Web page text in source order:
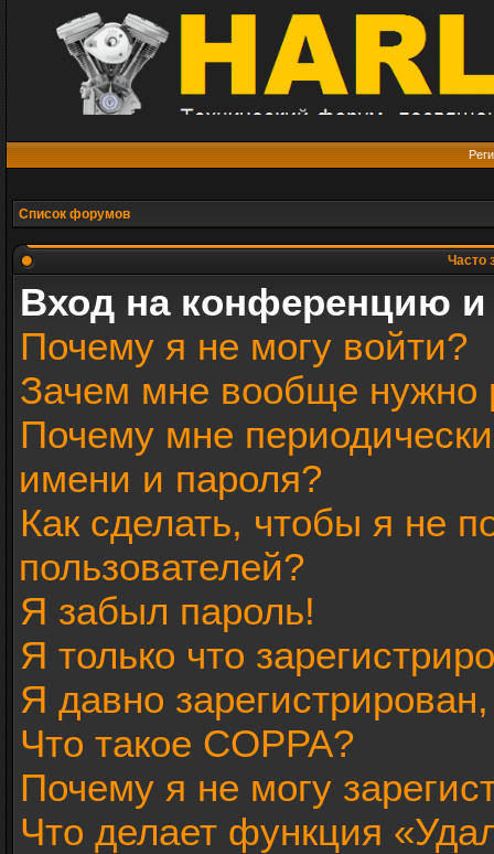
Список форумов
Часто
Вход на конференцию и
Почему я не могу войти?
Зачем мне вообще нужно
Почему мне
имени и пароля?
Как сделать, чтобы я не
пользователей?
Я забыл пароль!
Я только что
Я давно
Что такое COPPA?
Почему я не могу
Что делает функция